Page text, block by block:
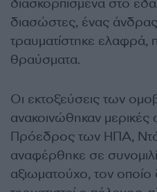
διασώστες, ένας
τραυματίστηκε ελαφρά,
θραύσματα.
Οι εκτοξεύσεις των
ανακοινώθηκαν
Πρόεδρος των ΗΠΑ,
αναφέρθηκε σε
αξιωματούχο, τον οποίο